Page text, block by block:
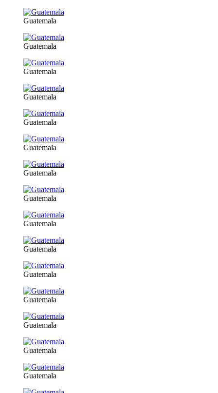
Guatemala
Guatemala
Guatemala
Guatemala
Guatemala
Guatemala
Guatemala
Guatemala
Guatemala
Guatemala
Guatemala
Guatemala
Guatemala
Guatemala
Guatemala